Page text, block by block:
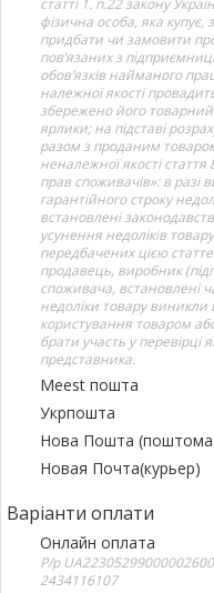
фізична особа, яка
придбати чи замовити
пов’язаних з
обов’язків найманого
належної якості
збережено його товарний
ярлики; на підставі
разом з проданим
неналежної якості стаття
прав споживачів»: в разі
гарантійного строку
встановлені
усунення недоліків
передбачених цією
продавець, виробник
споживача, встановлені
недоліки товару
користування товаром
брати участь у перевірці
представника.
Meest пошта
Укрпошта
Нова Пошта
Новая Почта(курьер)
Варіанти оплати
Онлайн оплата
Р/р
2434116107